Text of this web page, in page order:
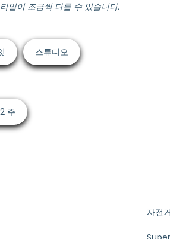
일이 조금씩 다를 수 있습니다.
스튜디오
주
자전